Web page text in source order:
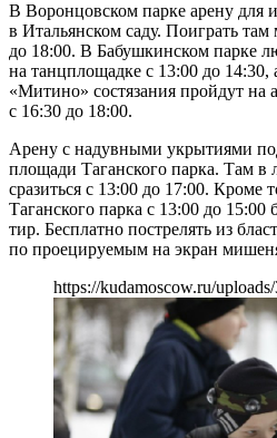
В Воронцовском парке арену для
в Итальянском саду. Поиграть
до 18:00. В Бабушкинском парке
на танцплощадке с 13:00 до
«Митино» состязания пройдут на
с 16:30 до 18:00.
Арену с надувными укрытиями
площади Таганского парка. Там в
сразиться с 13:00 до 17:00. Кроме
Таганского парка с 13:00 до 15:00
тир. Бесплатно пострелять из
по проецируемым на экран
https://kudamoscow.ru/